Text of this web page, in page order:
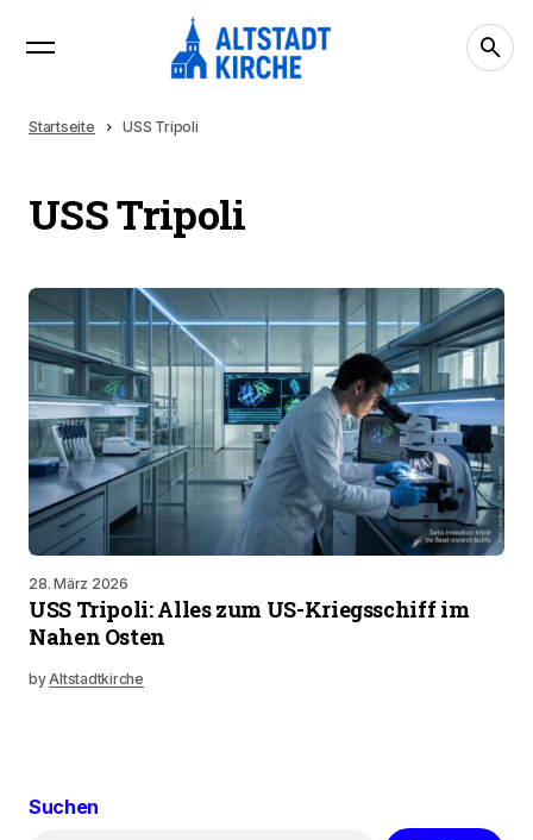
Startseite USS Tripoli
USS Tripoli
28. März 2026
USS Tripoli: Alles zum US-Kriegsschiff im
Nahen Osten
byAltstadtkirche
Suchen